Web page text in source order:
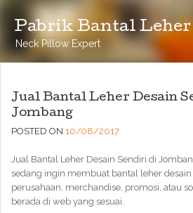
Pabrik Bantal Leher
Neck Pillow Expert
Jual Bantal Leher Desain
Jombang
POSTED ON 10/08/2017
Jual Bantal Leher Desain Sendiri di
sedang ingin membuat bantal leher
perusahaan, merchandise, promosi, atau
berada di web yang sesuai.